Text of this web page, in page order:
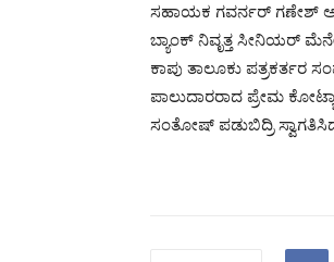
ಸಹಾಯಕ ಗವರ್ನರ್ ಗಣೇಶ್
ಬ್ಯಾಂಕ್ ನಿವೃತ್ತ ಸೀನಿಯರ್
ಕಾಪು ತಾಲೂಕು ಪತ್ರಕರ್ತರ
ಪಾಲುದಾರರಾದ ಪ್ರೇಮ
ಸಂತೋಷ್ ಪಡುಬಿದ್ರಿ